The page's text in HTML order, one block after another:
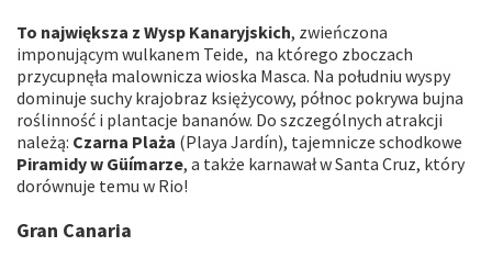
To największa z Wysp Kanaryjskich, zwieńczona
imponującym wulkanem Teide, na którego zboczach
przycupnęła malownicza wioska Masca. Na południu wyspy
dominuje suchy krajobraz księżycowy, północ pokrywa bujna
roślinność i plantacje bananów. Do szczególnych atrakcji
należą: Czarna Plaża (Playa Jardín), tajemnicze schodkowe
Piramidy w Güímarze, a także karnawał w Santa Cruz, który
dorównuje temu w Rio!
Gran Canaria